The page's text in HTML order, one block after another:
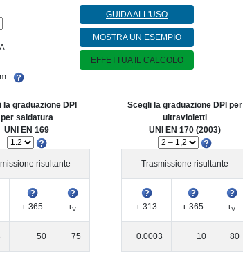
A
m
GUIDA ALL'USO
MOSTRA UN ESEMPIO
EFFETTUA IL CALCOLO
la graduazione DPI
per saldatura
UNI EN 169
risultante
τ-365 τV
50 75
Scegli la graduazione DPI per
ultravioletti
UNI EN 170 (2003)
Trasmissione risultante
τ-313 τ-365 τV
0.0003 10 80